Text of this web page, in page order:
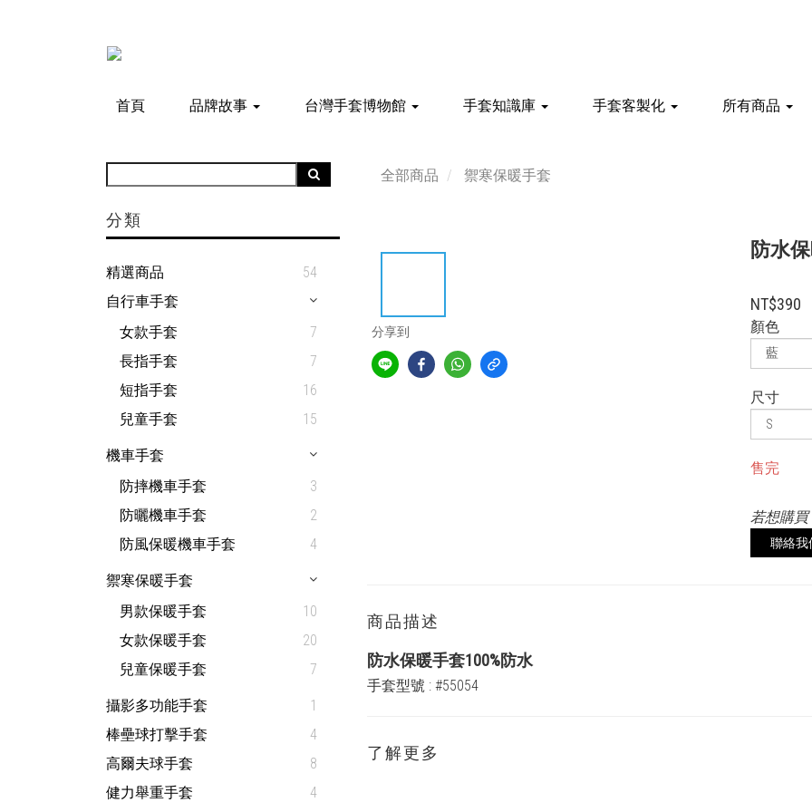
首頁 品牌故事 台灣手套博物館 手套知識庫 手套客製化 所有商品
分類
精選商品
54
自行車手套
女款手套
7
長指手套
7
短指手套
16
兒童手套
15
機車手套
防摔機車手套
3
防曬機車手套
2
防風保暖機車手套
4
禦寒保暖手套
男款保暖手套
10
女款保暖手套
20
兒童保暖手套
7
攝影多功能手套
1
棒壘球打擊手套
4
高爾夫球手套
8
健力舉重手套
4
全部商品 禦寒保暖手套
分享到
防水
NT$390
顏色
尺寸
售完
若想購買
聯絡我
商品描述
防水保暖手套100%防水
手套型號 : #55054
了解更多